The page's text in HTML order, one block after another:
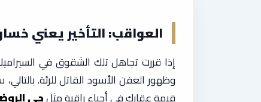
العواقب: التأخير يعني
إذا قررت تجاهل تلك الشقوق في
وظهور العفن الأسود القاتل للرئة.
قيمة عقارك في أحياء راقية مثلحي